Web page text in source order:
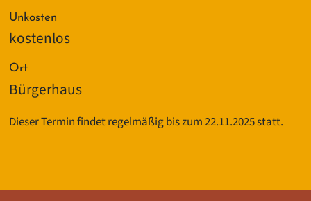
Unkosten
kostenlos
Ort
Bürgerhaus
Dieser Termin findet regelmäßig bis zum 22.11.2025 statt.